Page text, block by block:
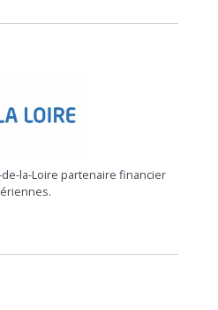
la-Loire partenaire financier